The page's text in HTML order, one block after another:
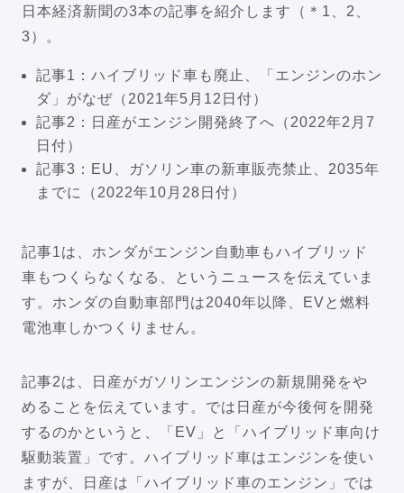
日本経済新聞の3本の記事を紹介します（＊1、2、
3）。
記事1：ハイブリッド車も廃止、「エンジンのホン
ダ」がなぜ（2021年5月12日付）
記事2：日産がエンジン開発終了へ（2022年2月7
日付）
記事3：EU、ガソリン車の新車販売禁止、2035年
までに（2022年10月28日付）
記事1は、ホンダがエンジン自動車もハイブリッド
車もつくらなくなる、というニュースを伝えていま
す。ホンダの自動車部門は2040年以降、EVと燃料
電池車しかつくりません。
記事2は、日産がガソリンエンジンの新規開発をや
めることを伝えています。では日産が今後何を開発
するのかというと、「EV」と「ハイブリッド車向け
駆動装置」です。ハイブリッド車はエンジンを使い
ますが、日産は「ハイブリッド車のエンジン」では